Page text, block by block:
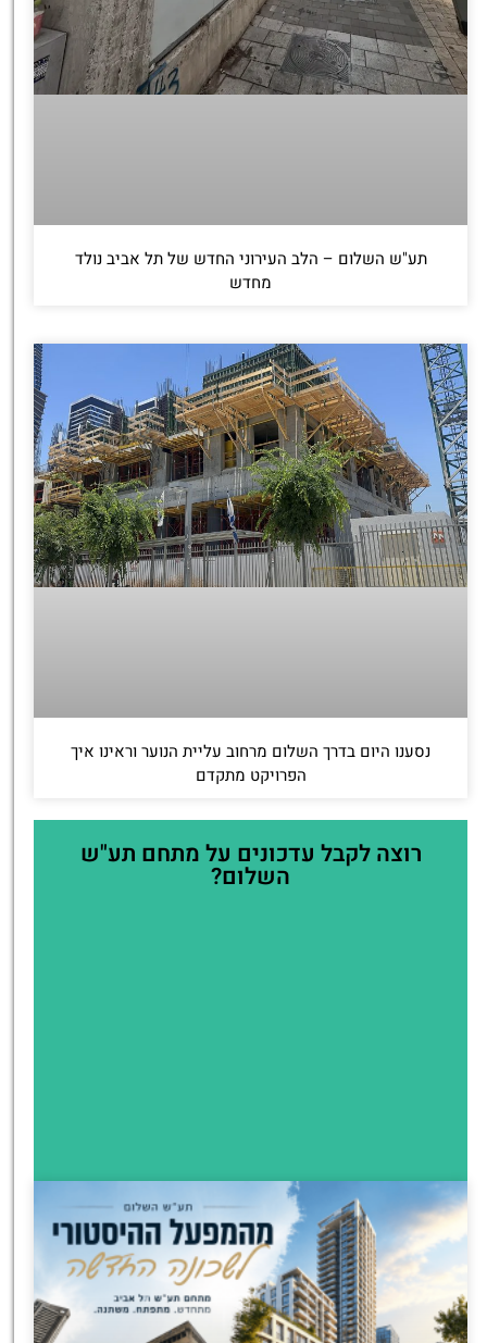
תע"ש השלום – הלב העירוני החדש של תל אביב נולד
מחדש
נסענו היום בדרך השלום מרחוב עליית הנוער וראינו איך
הפרויקט מתקדם
רוצה לקבל עדכונים על מתחם תע"ש
השלום?